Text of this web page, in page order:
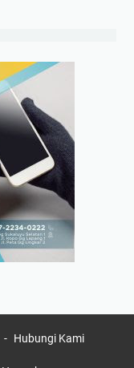
Hubungi Kami